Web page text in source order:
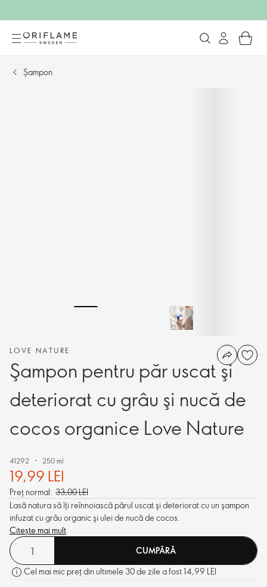
Șampon
LOVE NATURE
Şampon pentru păr uscat şi
deteriorat cu grâu şi nucă de
cocos organice Love Nature
41292 250 ml
19,99 LEI
Preț normal: 33,00 LEI
Lasă natura să îţi reînnoiască părul uscat şi deteriorat cu un şampon
infuzat cu grâu organic şi ulei de nucă de cocos.
Citește mai mult
CUMPĂRĂ
Cel mai mic preț din ultimele 30 de zile a fost 14,99 LEI